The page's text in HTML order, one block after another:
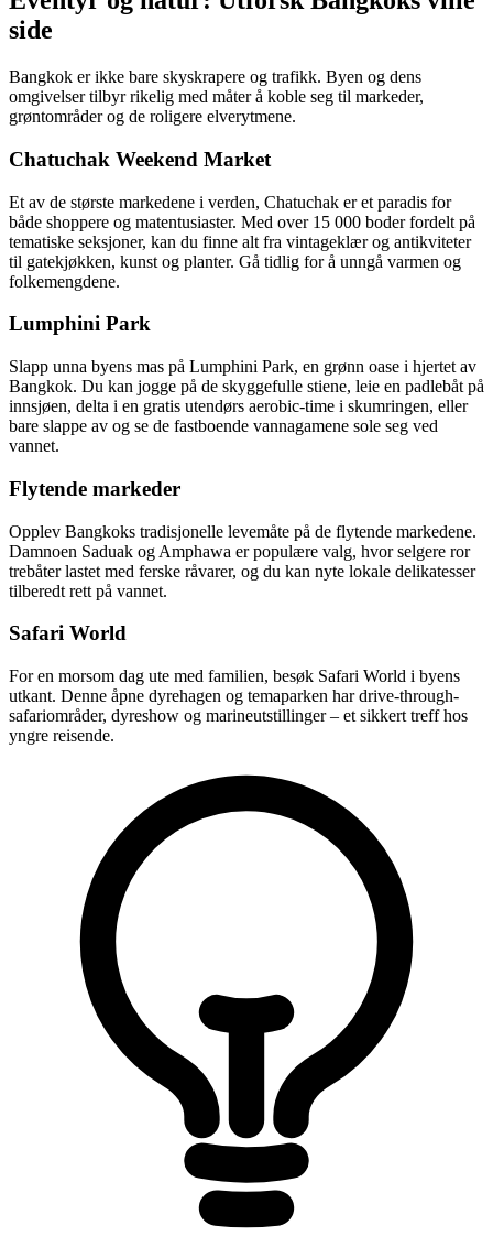
side
Bangkok er ikke bare skyskrapere og trafikk. Byen og dens
omgivelser tilbyr rikelig med måter å koble seg til markeder,
grøntområder og de roligere elverytmene.
Chatuchak Weekend Market
Et av de største markedene i verden, Chatuchak er et paradis for
både shoppere og matentusiaster. Med over 15 000 boder fordelt på
tematiske seksjoner, kan du finne alt fra vintageklær og antikviteter
til gatekjøkken, kunst og planter. Gå tidlig for å unngå varmen og
folkemengdene.
Lumphini Park
Slapp unna byens mas på Lumphini Park, en grønn oase i hjertet av
Bangkok. Du kan jogge på de skyggefulle stiene, leie en padlebåt på
innsjøen, delta i en gratis utendørs aerobic-time i skumringen, eller
bare slappe av og se de fastboende vannagamene sole seg ved
vannet.
Flytende markeder
Opplev Bangkoks tradisjonelle levemåte på de flytende markedene.
Damnoen Saduak og Amphawa er populære valg, hvor selgere ror
trebåter lastet med ferske råvarer, og du kan nyte lokale delikatesser
tilberedt rett på vannet.
Safari World
For en morsom dag ute med familien, besøk Safari World i byens
utkant. Denne åpne dyrehagen og temaparken har drive-through-
safariområder, dyreshow og marineutstillinger – et sikkert treff hos
yngre reisende.